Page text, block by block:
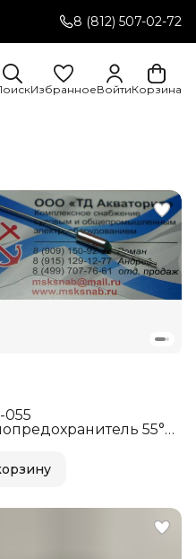
8 (812) 507-02-72
ИзбранноеВойтиКорзина
055
55°C